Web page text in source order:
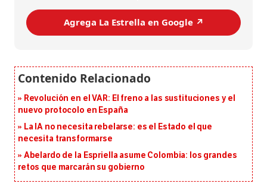
Agrega La Estrella en Google ↗️
Revolución en el VAR: El freno a las sustituciones y el
nuevo protocolo en España
La IA no necesita rebelarse: es el Estado el que
necesita transformarse
Abelardo de la Espriella asume Colombia: los grandes
retos que marcarán su gobierno